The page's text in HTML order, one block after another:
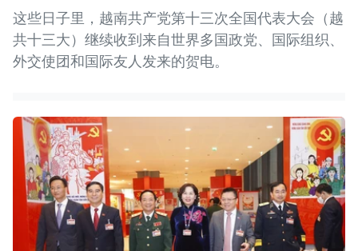
这些日子里，越南共产党第十三次全国代表大会（越
共十三大）继续收到来自世界多国政党、国际组织、
外交使团和国际友人发来的贺电。